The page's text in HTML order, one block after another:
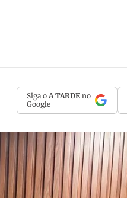
Siga o A TARDE no
Google